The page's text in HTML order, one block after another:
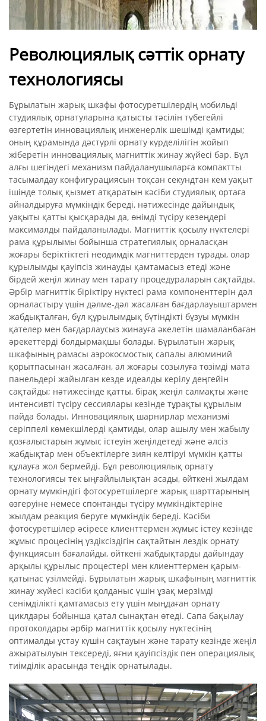
Революциялық сәттік орнату
технологиясы
Бұрылатын жарық шкафы фотосуретшілердің мобильді
студиялық орнатуларына қатысты тәсілін түбегейлі
өзгертетін инновациялық инженерлік шешімді қамтиды;
оның құрамында дәстүрлі орнату күрделілігін жойып
жіберетін инновациялық магниттік жинау жүйесі бар. Бұл
алғы шегіндегі механизм пайдаланушыларға компактты
тасымалдау конфигурациясын тоқсан секундтан кем уақыт
ішінде толық қызмет атқаратын кәсіби студиялық ортаға
айналдыруға мүмкіндік береді, нәтижесінде дайындық
уақыты қатты қысқарады да, өнімді түсіру кезеңдері
максималды пайдаланылады. Магниттік қосылу нүктелері
рама құрылымы бойынша стратегиялық орналасқан
жоғары беріктіктегі неодимдік магниттерден тұрады, олар
құрылымды қауіпсіз жинауды қамтамасыз етеді және
бірдей жеңіл жинау мен тарату процедураларын сақтайды.
Әрбір магниттік біріктіру нүктесі рама компоненттерін дәл
орналастыру үшін дәлме-дәл жасалған бағдарлауыштармен
жабдықталған, бұл құрылымдық бүтіндікті бұзуы мүмкін
қателер мен бағдарлаусыз жинауға әкелетін шамаланбаған
әрекеттерді болдырмақшы болады. Бұрылатын жарық
шкафының рамасы аэрокосмостық сапалы алюминий
қорытпасынан жасалған, ал жоғары созылуға төзімді мата
панельдері жайылған кезде идеалды керілу деңгейін
сақтайды; нәтижесінде қатты, бірақ жеңіл салмақты және
интенсивті түсіру сессиялары кезінде тұрақты құрылым
пайда болады. Инновациялық шарнирлар механизмі
серіппелі көмекшілерді қамтиды, олар ашылу мен жабылу
қозғалыстарын жұмыс істеуін жеңілдетеді және әлсіз
жабдықтар мен объектілерге зиян келтіруі мүмкін қатты
құлауға жол бермейді. Бұл революциялық орнату
технологиясы тек ыңғайлылықтан асады, өйткені жылдам
орнату мүмкіндігі фотосуретшілерге жарық шарттарының
өзгеруіне немесе спонтанды түсіру мүмкіндіктеріне
жылдам реакция беруге мүмкіндік береді. Кәсіби
фотосуретшілер әсіресе клиенттермен жұмыс істеу кезінде
жұмыс процесінің үздіксіздігін сақтайтын лездік орнату
функциясын бағалайды, өйткені жабдықтарды дайындау
арқылы құрылыс процестері мен клиенттермен қарым-
қатынас үзілмейді. Бұрылатын жарық шкафының магниттік
жинау жүйесі кәсіби қолданыс үшін ұзақ мерзімді
сенімділікті қамтамасыз ету үшін мыңдаған орнату
циклдары бойынша қатал сынақтан өтеді. Сапа бақылау
протоколдары әрбір магниттік қосылу нүктесінің
оптималды ұстау күшін сақтауын және тарату кезінде жеңіл
ажыратылуын тексереді, яғни қауіпсіздік пен операциялық
тиімділік арасында теңдік орнатылады.